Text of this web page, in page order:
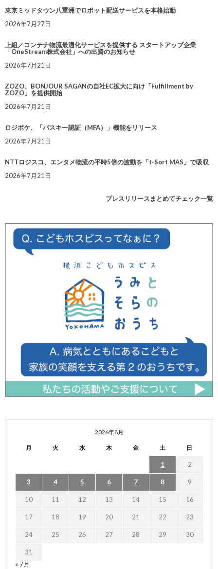
東京ミッドタウン八重洲でロボット配送サービスを本格始動
2026年7月27日
上組／コンテナ物流最適化サービスを提供する スタートアップ企業
「OneStream株式会社」への出資のお知らせ
2026年7月21日
ZOZO、BONJOUR SAGANの自社EC拡大に向け「Fulfillment by
ZOZO」を提供開始
2026年7月21日
ロジポケ、「パスキー認証（MFA）」機能をリリース
2026年7月21日
NTTロジスコ、エンタメ物流の平時5倍の波動を「t-Sort MAS」で吸収
2026年7月21日
プレスリリースまとめてチェック一覧
2026年8月
月 火 水 木 金 土 日
1 2
3 4 5 6 7 8 9
10 11 12 13 14 15 16
17 18 19 20 21 22 23
24 25 26 27 28 29 30
31
« 7月